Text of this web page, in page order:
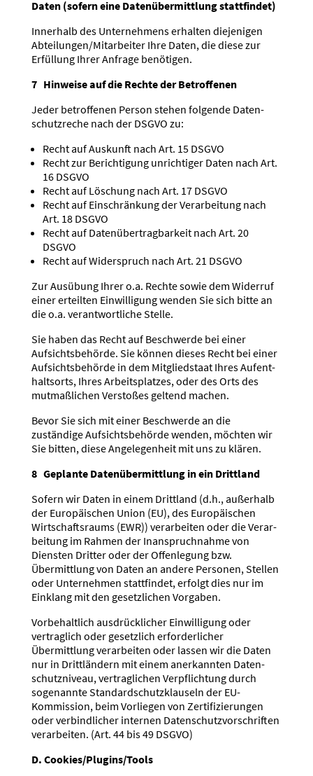
Daten (sofern eine Daten­über­mittlung statt­findet)
Innerhalb des Unter­nehmens erhalten dieje­nigen
Abteilungen/Mitarbeiter Ihre Daten, die diese zur
Erfüllung Ihrer Anfrage benötigen.
7 Hinweise auf die Rechte der Betrof­fenen
Jeder betrof­fenen Person stehen folgende Daten­
schutz­reche nach der DSGVO zu:
Recht auf Auskunft nach Art. 15 DSGVO
Recht zur Berich­tigung unrich­tiger Daten nach Art.
16 DSGVO
Recht auf Löschung nach Art. 17 DSGVO
Recht auf Einschränkung der Verar­beitung nach
Art. 18 DSGVO
Recht auf Daten­über­trag­barkeit nach Art. 20
DSGVO
Recht auf Wider­spruch nach Art. 21 DSGVO
Zur Ausübung Ihrer o.a. Rechte sowie dem Widerruf
einer erteilten Einwil­ligung wenden Sie sich bitte an
die o.a. verant­wort­liche Stelle.
Sie haben das Recht auf Beschwerde bei einer
Aufsichts­be­hörde. Sie können dieses Recht bei einer
Aufsichts­be­hörde in dem Mitglied­staat Ihres Aufent­
haltsorts, Ihres Arbeits­platzes, oder des Orts des
mutmaß­lichen Verstoßes geltend machen.
Bevor Sie sich mit einer Beschwerde an die
zuständige Aufsichts­be­hörde wenden, möchten wir
Sie bitten, diese Angele­genheit mit uns zu klären.
8 Geplante Daten­über­mittlung in ein Drittland
Sofern wir Daten in einem Drittland (d.h., außerhalb
der Europäi­schen Union (EU), des Europäi­schen
Wirtschafts­raums (EWR)) verar­beiten oder die Verar­
beitung im Rahmen der Inanspruch­nahme von
Diensten Dritter oder der Offen­legung bzw.
Übermittlung von Daten an andere Personen, Stellen
oder Unter­nehmen statt­findet, erfolgt dies nur im
Einklang mit den gesetz­lichen Vorgaben.
Vorbe­haltlich ausdrück­licher Einwil­ligung oder
vertraglich oder gesetzlich erfor­der­licher
Übermittlung verar­beiten oder lassen wir die Daten
nur in Dritt­ländern mit einem anerkannten Daten­
schutz­niveau, vertrag­lichen Verpflichtung durch
sogenannte Standard­schutz­klauseln der EU-
Kommission, beim Vorliegen von Zerti­fi­zie­rungen
oder verbind­licher internen Daten­schutz­vor­schriften
verar­beiten. (Art. 44 bis 49 DSGVO)
D. Cookies/Plugins/Tools